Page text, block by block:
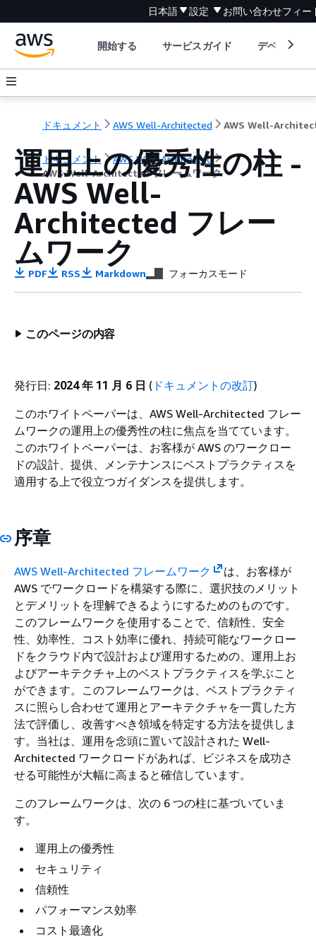
日本語 設定 お問い合わせフィー
開始する サービスガイド デベロッパ
ドキュメント AWS Well-Architected
ドキュメント
AWS Well-Architected
AWS Well-Architected フレームワーク
運用上の優秀性の柱 -
AWS Well-
Architected フレー
ムワーク
PDF RSS Markdown フォーカスモード
このページの内容
発行日: 2024 年 11 月 6 日 ( ドキュメントの改訂)
このホワイトペーパーは、AWS Well-Architected フレー
ムワークの運用上の優秀性の柱に焦点を当てています。
このホワイトペーパーは、お客様が AWS のワークロー
ドの設計、提供、メンテナンスにベストプラクティスを
適用する上で役立つガイダンスを提供します。
序章
AWS Well-Architected フレームワーク
は、お客様が
AWS でワークロードを構築する際に、選択技のメリット
とデメリットを理解できるようにするためのものです。
このフレームワークを使用することで、信頼性、安全
性、効率性、コスト効率に優れ、持続可能なワークロー
ドをクラウド内で設計および運用するための、運用上お
よびアーキテクチャ上のベストプラクティスを学ぶこと
ができます。このフレームワークは、ベストプラクティ
スに照らし合わせて運用とアーキテクチャを一貫した方
法で評価し、改善すべき領域を特定する方法を提供しま
す。当社は、運用を念頭に置いて設計された Well-
Architected ワークロードがあれば、ビジネスを成功さ
せる可能性が大幅に高まると確信しています。
このフレームワークは、次の 6 つの柱に基づいていま
す。
運用上の優秀性
セキュリティ
信頼性
パフォーマンス効率
コスト最適化